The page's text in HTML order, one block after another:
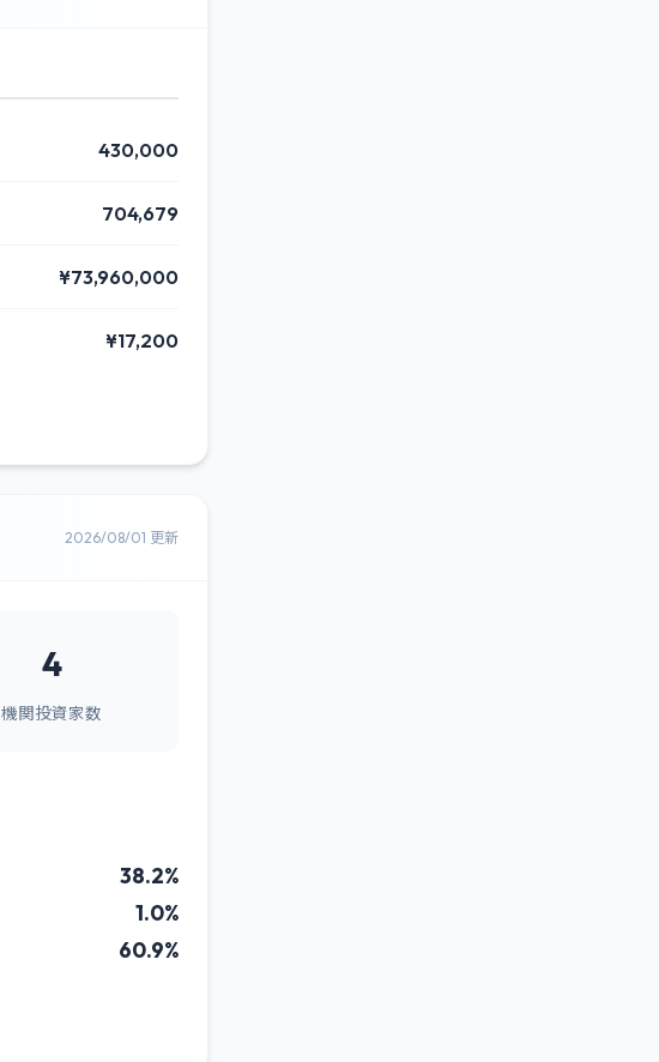
430,000
704,679
¥73,960,000
¥17,200
2026/08/01 更新
4
機関投資家数
38.2%
1.0%
60.9%